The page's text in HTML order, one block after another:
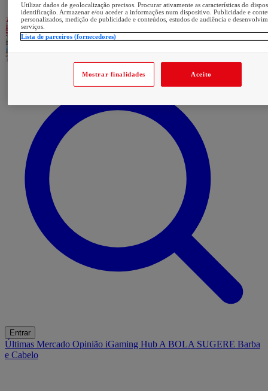
Entrar
Últimas Mercado Opinião iGaming Hub A BOLA SUGERE Barba
e Cabelo
Utilizar dados de geolocalização precisos. Procurar ativamente as características do
identificação. Armazenar e/ou aceder a informações num dispositivo. Publicidade e
personalizados, medição de publicidade e conteúdos, estudos de audiência e
serviços.
Lista de parceiros (fornecedores)
Mostrar finalidades Aceito